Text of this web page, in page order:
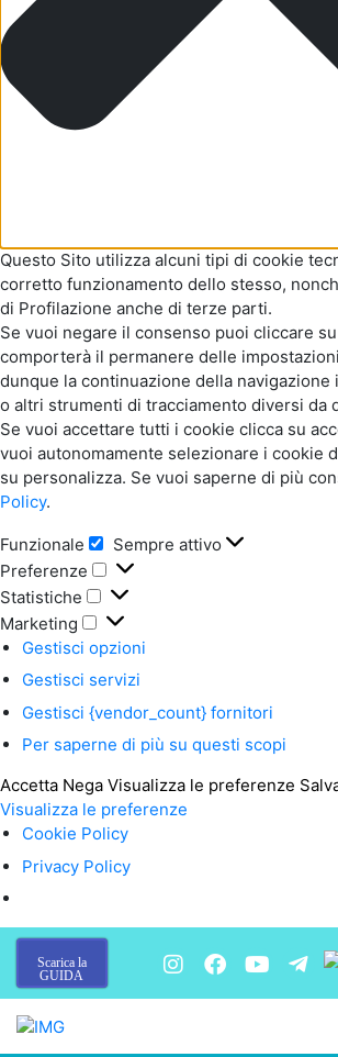
Questo Sito utilizza alcuni tipi di cookie
corretto funzionamento dello stesso,
di Profilazione anche di terze parti.
Se vuoi negare il consenso puoi cliccare
comporterà il permanere delle
dunque la continuazione della navigazione
o altri strumenti di tracciamento diversi da
Se vuoi accettare tutti i cookie clicca su
vuoi autonomamente selezionare i cookie
su personalizza. Se vuoi saperne di più
Policy.
Funzionale
Sempre attivo
Preferenze
Statistiche
Marketing
Gestisci opzioni
Gestisci servizi
Gestisci {vendor_count} fornitori
Per saperne di più su questi scopi
Accetta Nega Visualizza le preferenze
Visualizza le preferenze
Cookie Policy
Privacy Policy
Scarica la
GUIDA